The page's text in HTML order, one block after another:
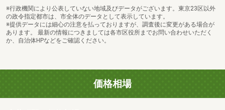
※行政機関により公表していない地域及びデータがございます。東京23区以外
の政令指定都市は、市全体のデータとして表示しています。
※提供データには細心の注意を払っておりますが、調査後に変更がある場合が
あります。 最新の情報につきましては各市区役所までお問い合わせいただく
か、自治体HPなどをご確認ください。
価格相場